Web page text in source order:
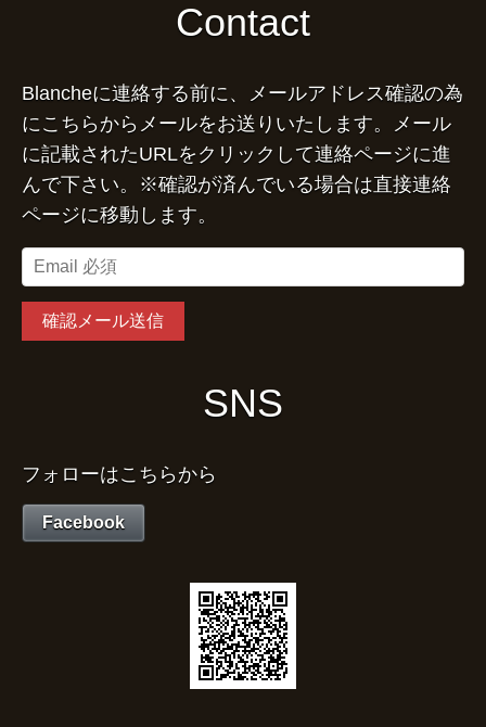
Contact
Blancheに連絡する前に、メールアドレス確認の為
にこちらからメールをお送りいたします。メール
に記載されたURLをクリックして連絡ページに進
んで下さい。※確認が済んでいる場合は直接連絡
ページに移動します。
SNS
フォローはこちらから
Facebook